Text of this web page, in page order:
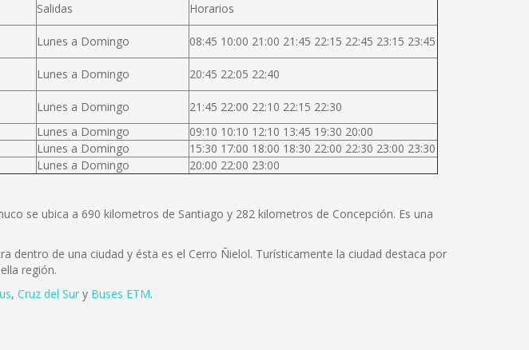
Salidas Horarios
Lunes a Domingo 08:45 10:00 21:00 21:45 22:15 22:45 23:15 23:45
Lunes a Domingo 20:45 22:05 22:40
Lunes a Domingo
21:45 22:00 22:10 22:15 22:30
Lunes a Domingo
09:10 10:10 12:10 13:45 19:30 20:00
Lunes a Domingo
15:30 17:00 18:00 18:30 22:00 22:30 23:00 23:30
Lunes a Domingo 20:00 22:00 23:00
se ubica a 690 kilometros de Santiago y 282 kilometros de Concepción. Es una
dentro de una ciudad y ésta es el Cerro Ñielol. Turísticamente la ciudad destaca por
región.
, Cruz del Sur y Buses ETM.